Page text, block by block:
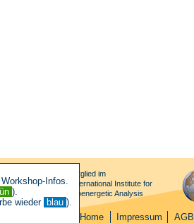
Mitglied im
International Institute for
Bioenergetic Analysis
Home Impressum AGB
Infos.
).
wieder blau ).